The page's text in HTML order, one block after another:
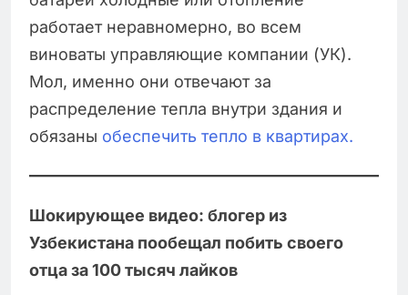
работает неравномерно, во всем
виноваты управляющие компании (УК).
Мол, именно они отвечают за
распределение тепла внутри здания и
обязаны обеспечить тепло в квартирах.
Шокирующее видео: блогер из
Узбекистана пообещал побить своего
отца за 100 тысяч лайков